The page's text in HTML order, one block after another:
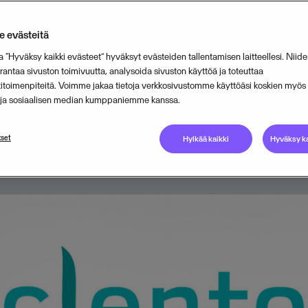
liiketoimintakriittisten
asiakkaan tuntemisen
Oy:n. Clento tarjoaa alustan
velvoitteiden hoitamiseen.
MIN READ
evästeitä
“Hyväksy kaikki evästeet” hyväksyt evästeiden tallentamisen laitteellesi.
sivuston toimivuutta, analysoida sivuston käyttöä ja toteuttaa
Voimme jakaa tietoja verkkosivustomme käyttöäsi koskien myös
sosiaalisen median kumppaniemme kanssa.
Hylkää kaikki Hyväksy